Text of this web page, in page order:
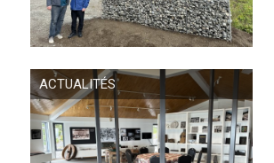
ACTUALITÉS